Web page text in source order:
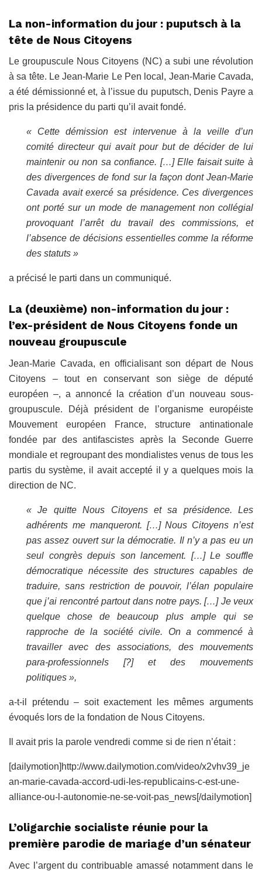
La non-information du jour : puputsch à la
tête de Nous Citoyens
Le groupuscule Nous Citoyens (NC) a subi une révolution
à sa tête. Le Jean-Marie Le Pen local, Jean-Marie Cavada,
a été démissionné et, à l’issue du puputsch, Denis Payre a
pris la présidence du parti qu’il avait fondé.
« Cette démission est intervenue à la veille d’un
comité directeur qui avait pour but de décider de lui
maintenir ou non sa confiance. […] Elle faisait suite à
des divergences de fond sur la façon dont Jean-Marie
Cavada avait exercé sa présidence. Ces divergences
ont porté sur un mode de management non collégial
provoquant l’arrêt du travail des commissions, et
l’absence de décisions essentielles comme la réforme
des statuts »
a précisé le parti dans un communiqué.
La (deuxième) non-information du jour :
l’ex-président de Nous Citoyens fonde un
nouveau groupuscule
Jean-Marie Cavada, en officialisant son départ de Nous
Citoyens – tout en conservant son siège de député
européen –, a annoncé la création d’un nouveau sous-
groupuscule. Déjà président de l’organisme européiste
Mouvement européen France, structure antinationale
fondée par des antifascistes après la Seconde Guerre
mondiale et regroupant des mondialistes venus de tous les
partis du système, il avait accepté il y a quelques mois la
direction de NC.
« Je quitte Nous Citoyens et sa présidence. Les
adhérents me manqueront. […] Nous Citoyens n’est
pas assez ouvert sur la démocratie. Il n’y a pas eu un
seul congrès depuis son lancement. […] Le souffle
démocratique nécessite des structures capables de
traduire, sans restriction de pouvoir, l’élan populaire
que j’ai rencontré partout dans notre pays. […] Je veux
quelque chose de beaucoup plus ample qui se
rapproche de la société civile. On a commencé à
travailler avec des associations, des mouvements
para-professionnels [?] et des mouvements
politiques »,
a-t-il prétendu – soit exactement les mêmes arguments
évoqués lors de la fondation de Nous Citoyens.
Il avait pris la parole vendredi comme si de rien n’était :
[dailymotion]http://www.dailymotion.com/video/x2vhv39_je
an-marie-cavada-accord-udi-les-republicains-c-est-une-
alliance-ou-l-autonomie-ne-se-voit-pas_news[/dailymotion]
L’oligarchie socialiste réunie pour la
première parodie de mariage d’un sénateur
Avec l’argent du contribuable amassé notamment dans le